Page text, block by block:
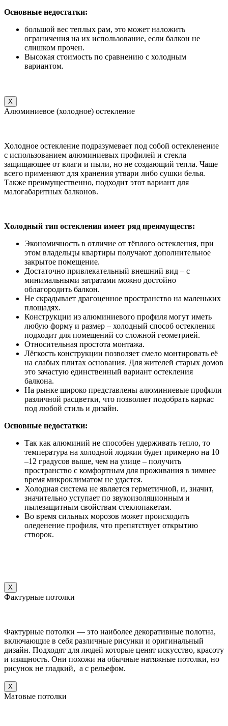
Основные недостатки:
большой вес теплых рам, это может наложить
ограничения на их использование, если балкон не
слишком прочен.
Высокая стоимость по сравнению с холодным
вариантом.
X
Алюминиевое (холодное) остекление
Холодное остекление подразумевает под собой остекленение
с использованием алюминиевых профилей и стекла
защищающее от влаги и пыли, но не создающий тепла. Чаще
всего применяют для хранения утвари либо сушки белья.
Также преимущественно, подходит этот вариант для
малогабаритных балконов.
Холодный тип остекления имеет ряд преимуществ:
Экономичность в отличие от тёплого остекления, при
этом владельцы квартиры получают дополнительное
закрытое помещение.
Достаточно привлекательный внешний вид – с
минимальными затратами можно достойно
облагородить балкон.
Не скрадывает драгоценное пространство на маленьких
площадях.
Конструкции из алюминиевого профиля могут иметь
любую форму и размер – холодный способ остекления
подходит для помещений со сложной геометрией.
Относительная простота монтажа.
Лёгкость конструкции позволяет смело монтировать её
на слабых плитах основания. Для жителей старых домов
это зачастую единственный вариант остекления
балкона.
На рынке широко представлены алюминиевые профили
различной расцветки, что позволяет подобрать каркас
под любой стиль и дизайн.
Основные недостатки:
Так как алюминий не способен удерживать тепло, то
температура на холодной лоджии будет примерно на 10
–12 градусов выше, чем на улице – получить
пространство с комфортным для проживания в зимнее
время микроклиматом не удастся.
Холодная система не является герметичной, и, значит,
значительно уступает по звукоизоляционным и
пылезащитным свойствам стеклопакетам.
Во время сильных морозов может происходить
оледенение профиля, что препятствует открытию
створок.
X
Фактурные потолки
Фактурные потолки — это наиболее декоративные полотна,
включающие в себя различные рисунки и оригинальный
дизайн. Подходят для людей которые ценят искусство, красоту
и изящность. Они похожи на обычные натяжные потолки, но
рисунок не гладкий, а с рельефом.
X
Матовые потолки